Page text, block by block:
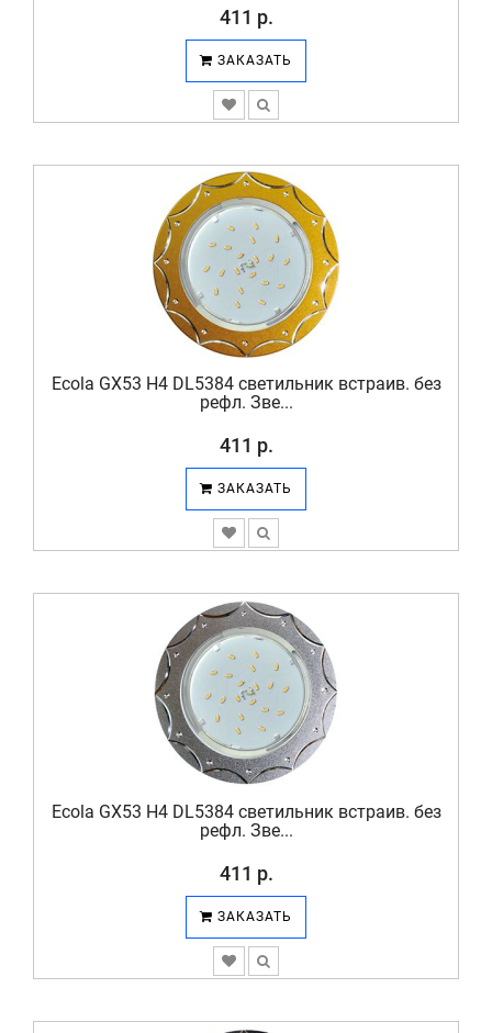
411 р.
ЗАКАЗАТЬ
Ecola GX53 H4 DL5384 светильник встраив. без
рефл. Зве...
411 р.
ЗАКАЗАТЬ
Ecola GX53 H4 DL5384 светильник встраив. без
рефл. Зве...
411 р.
ЗАКАЗАТЬ